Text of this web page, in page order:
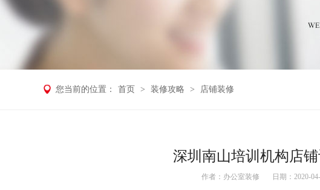
您当前的位置： 首页 > 装修攻略 > 店铺装修
深圳南山培训机构店
作者： 办公室装修 日期：2020-04-